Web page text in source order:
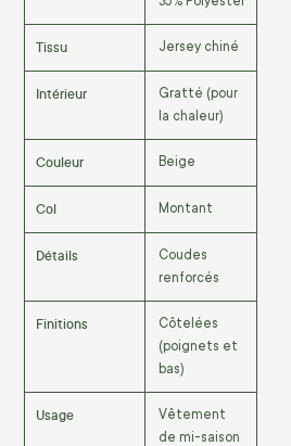
Tissu Jersey chiné
Intérieur
Gratté (pour
la chaleur)
Couleur Beige
Col Montant
Détails
Coudes
renforcés
Finitions
Côtelées
(poignets et
bas)
Usage
Vêtement
de mi-saison